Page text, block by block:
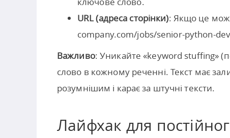
URL (адреса сторінки): Якщо це
company.com/jobs/senior-python-
Важливо: Уникайте «keyword stuffing»
слово в кожному реченні. Текст має
розумнішим і карає за штучні тексти.
Лайфхак для